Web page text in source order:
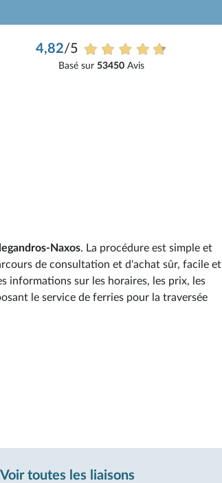
4,82/5
Basé sur 53450Avis
Naxos. La procédure est simple et
de consultation et d'achat sûr, facile et
informations sur les horaires, les prix, les
le service de ferries pour la traversée
Voir toutes les liaisons